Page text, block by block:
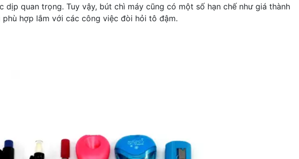
quan trọng. Tuy vậy, bút chì máy cũng có một số hạn chế như giá thành
hợp lắm với các công việc đòi hỏi tô đậm.